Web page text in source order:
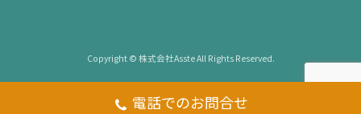
Copyright © 株式会社Asste All Rights Reserved.
電話でのお問合せ